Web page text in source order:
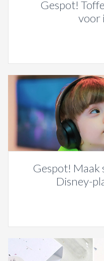
Gespot!
voor
Gespot! Maak
Disney-